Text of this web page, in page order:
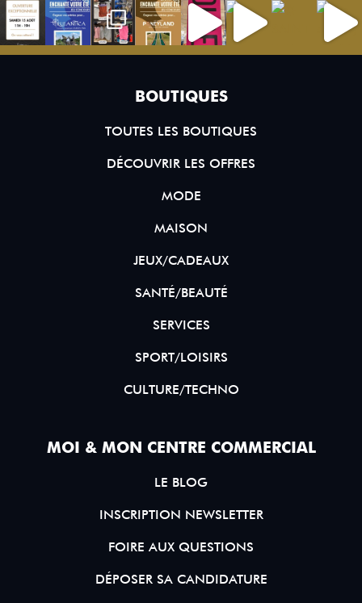
BOUTIQUES
TOUTES LES BOUTIQUES
DÉCOUVRIR LES OFFRES
MODE
MAISON
JEUX/CADEAUX
SANTÉ/BEAUTÉ
SERVICES
SPORT/LOISIRS
CULTURE/TECHNO
MOI & MON CENTRE COMMERCIAL
LE BLOG
INSCRIPTION NEWSLETTER
FOIRE AUX QUESTIONS
DÉPOSER SA CANDIDATURE